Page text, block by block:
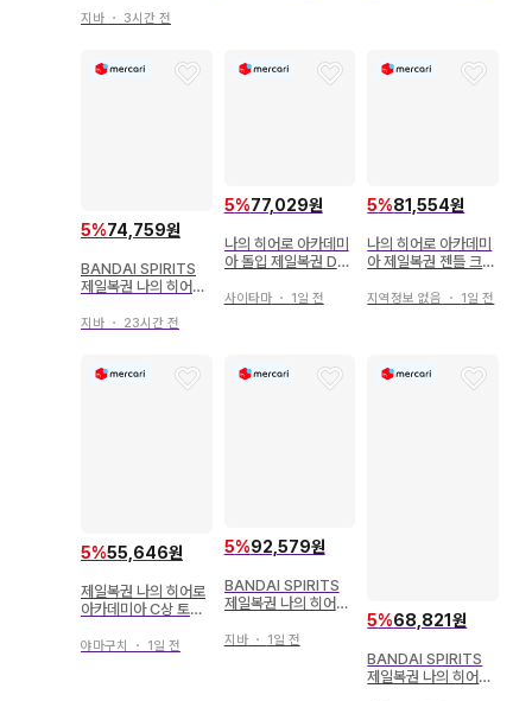
ENERATIONS!!2 A
지바 ・ 3시간 전
5%74,759원
BANDAI SPIRITS
제일복권 나의 히어로
G HEROES feat. S
지바 ・ 23시간 전
5%77,029원
나의 히어로 아카데미
아 돌입 제일복권 D상
사이타마・ 1일 전
5%81,554원
나의 히어로 아카데미
아 제일복권 젠틀 크리
지역정보 없음 ・ 1일 전
5%55,646원
제일복권 나의 히어로
아카데미아 C상 토도
야마구치 ・ 1일 전
5%92,579원
BANDAI SPIRITS
제일복권 나의 히어로
ture B상 오버홀 피규
지바・ 1일 전
5%68,821원
BANDAI SPIRITS
제일복권 나의 히어로